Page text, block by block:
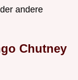
andere
Chutney